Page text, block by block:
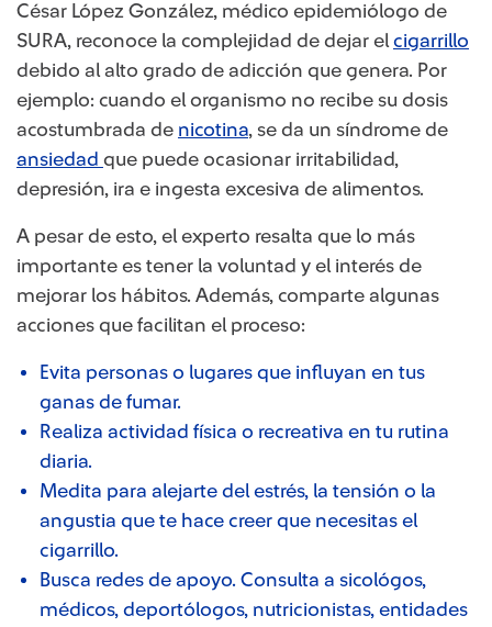
César López González, médico epidemiólogo de
SURA, reconoce la complejidad de dejar el cigarrillo
debido al alto grado de adicción que genera. Por
ejemplo: cuando el organismo no recibe su dosis
acostumbrada de nicotina, se da un síndrome de
ansiedad que puede ocasionar irritabilidad,
depresión, ira e ingesta excesiva de alimentos.
A pesar de esto, el experto resalta que lo más
importante es tener la voluntad y el interés de
mejorar los hábitos. Además, comparte algunas
acciones que facilitan el proceso:
Evita personas o lugares que influyan en tus
ganas de fumar.
Realiza actividad física o recreativa en tu rutina
diaria.
Medita para alejarte del estrés, la tensión o la
angustia que te hace creer que necesitas el
cigarrillo.
Busca redes de apoyo. Consulta a sicológos,
médicos, deportólogos, nutricionistas, entidades